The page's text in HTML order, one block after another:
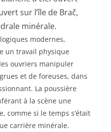
sur l’île de Brač,
minérale.
modernes,
un travail physique
ouvriers manipuler
et de foreuses, dans
La poussière
à la scène une
comme si le temps s’était
carrière minérale.